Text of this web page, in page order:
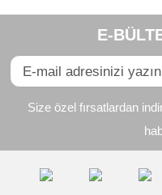
Görüş ve önerileriniz için
Ürün bilgilerinde hatalar
Ürün fiyatı diğer
E-
Size özel fırsatlardan